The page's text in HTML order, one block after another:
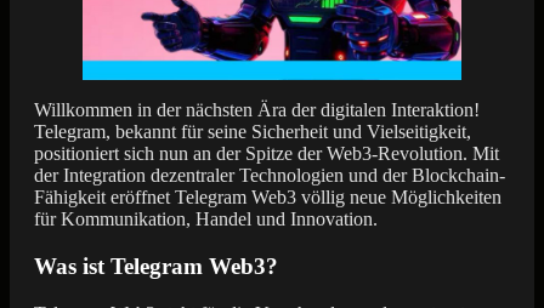
Willkommen in der nächsten Ära der digitalen Interaktion!
Telegram, bekannt für seine Sicherheit und Vielseitigkeit,
positioniert sich nun an der Spitze der Web3-Revolution. Mit
der Integration dezentraler Technologien und der Blockchain-
Fähigkeit eröffnet Telegram Web3 völlig neue Möglichkeiten
für Kommunikation, Handel und Innovation.
Was ist Telegram Web3?